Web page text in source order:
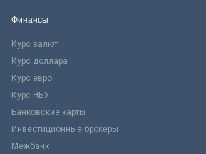
Финансы
Курс валют
Курс доллара
Курс евро
Курс НБУ
Банковские карты
Инвестиционные брокеры
Межбанк